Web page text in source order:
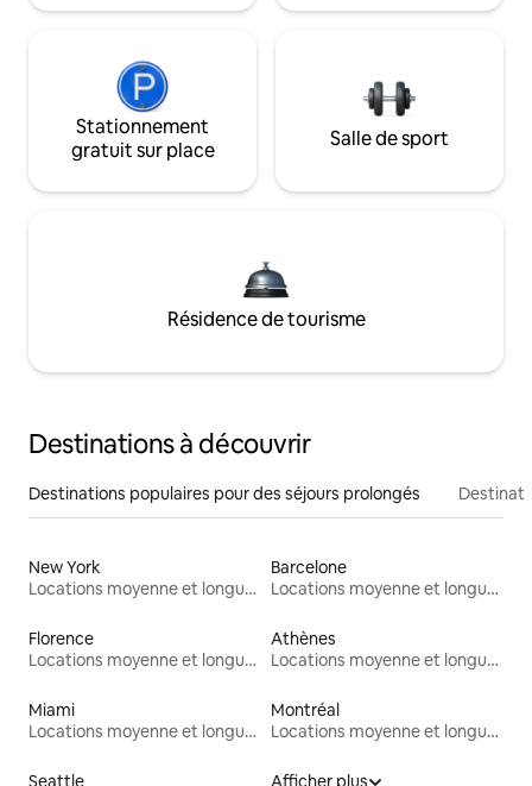
Stationnement
gratuit sur place
Salle de sport
Résidence de tourisme
Destinations à découvrir
Destinations populaires pour des séjours prolongés
New York
Locations moyenne et longue durée
Barcelone
Locations moyenne et longue durée
Florence
Locations moyenne et longue durée
Athènes
Locations moyenne et longue durée
Miami
Locations moyenne et longue durée
Montréal
Locations moyenne et longue durée
Seattle Afficher plus